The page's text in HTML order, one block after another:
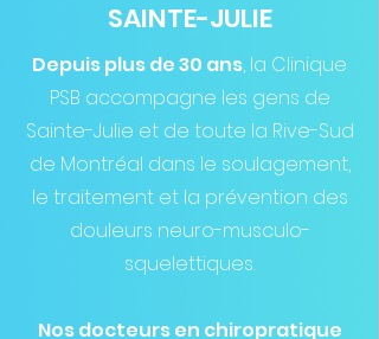
SAINTE-JULIE
Depuis plus de 30 ans, la Clinique
PSB accompagne les gens de
Sainte-Julie et de toute la Rive-Sud
de Montréal dans le soulagement,
le traitement et la prévention des
douleurs neuro-musculo-
squelettiques.
Nos docteurs en chiropratique